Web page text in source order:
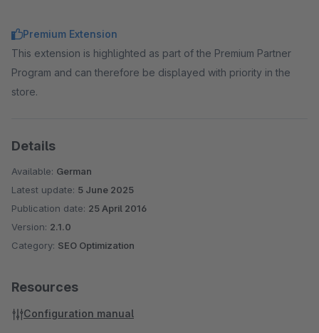
Premium Extension
This extension is highlighted as part of the Premium Partner
Program and can therefore be displayed with priority in the
store.
Details
Available: German
Latest update: 5 June 2025
Publication date: 25 April 2016
Version: 2.1.0
Category: SEO Optimization
Resources
Configuration manual